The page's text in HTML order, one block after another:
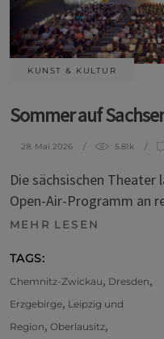
KUNST & KULTUR
Sommer auf
28. Mai 2026 5.81k
Die sächsischen
Open-Air-Programm an
MEHR LESEN
TAGS:
Chemnitz-Zwickau, Dresden,
Erzgebirge, Leipzig und
Region, Oberlausitz,